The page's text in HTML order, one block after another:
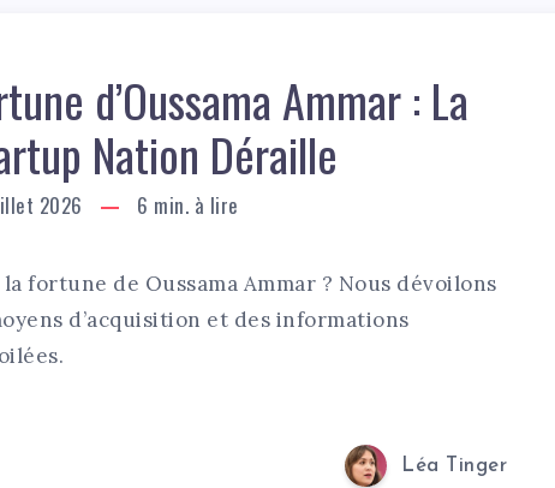
d’Oussama Ammar : La
Nation Déraille
2026 6 min. à lire
fortune de Oussama Ammar ? Nous dévoilons
d’acquisition et des informations
Léa Tinger